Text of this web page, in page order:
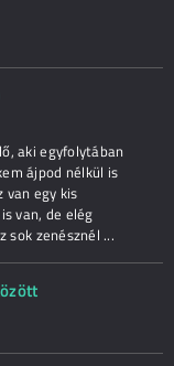
aki egyfolytában
ájpod nélkül is
van egy kis
van, de elég
sok zenésznél ...